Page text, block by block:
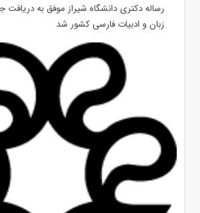
رساله دکتری دانشگاه شیراز موفق به دریافت
زبان و ادبیات فارسی کشور شد